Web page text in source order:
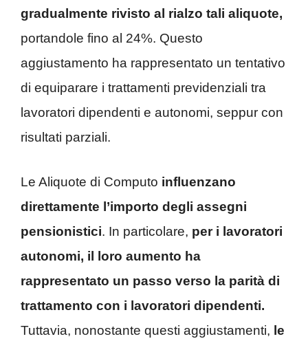
gradualmente rivisto al rialzo tali aliquote,
portandole fino al 24%. Questo
aggiustamento ha rappresentato un tentativo
di equiparare i trattamenti previdenziali tra
lavoratori dipendenti e autonomi, seppur con
risultati parziali.
Le Aliquote di Computo influenzano
direttamente l’importo degli assegni
pensionistici. In particolare, per i lavoratori
autonomi, il loro aumento ha
rappresentato un passo verso la parità di
trattamento con i lavoratori dipendenti.
Tuttavia, nonostante questi aggiustamenti, le